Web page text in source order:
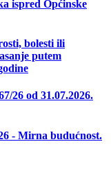
ispred Općinske
bolesti ili
putem
26 od 31.07.2026.
- Mirna budućnost.